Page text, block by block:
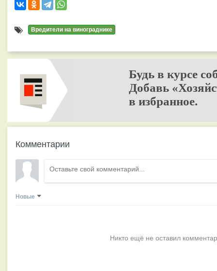
Вредители на винограднике
Будь в курсе
Добавь
в избранное.
Комментарии
Новые
Никто ещё не оставил